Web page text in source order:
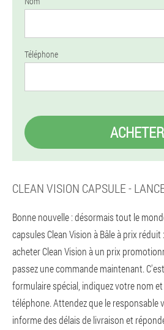
Téléphone
ACHETER
CLEAN VISION CAPSULE -
Bonne nouvelle : désormais tout le
capsules Clean Vision à Bâle à prix
acheter Clean Vision à un prix
passez une commande maintenant.
formulaire spécial, indiquez votre nom
téléphone. Attendez que le responsable
informe des délais de livraison et